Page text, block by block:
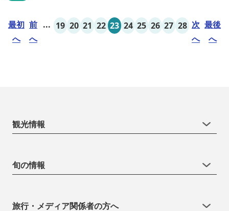
最初
へ
前
へ
... 19 20 21 22 23 24 25 26 27 28 次
へ
最後
へ
観光情報
旬の情報
旅行・メディア関係者の方へ